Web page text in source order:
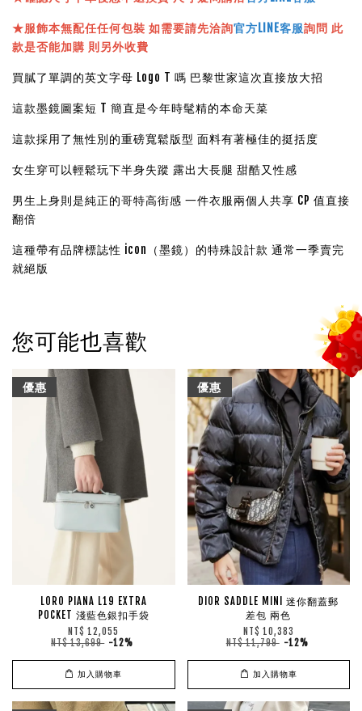
★服飾本無配任任何包裝 如需要請先洽詢官方LINE客服詢問 此
款是否能加購 則另外收費
買膩了單調的英文字母 Logo T 嗎 巴黎世家這次直接放大招
這款墨鏡圖案短 T 簡直是今年時髦精的本命天菜
這款採用了無性別的重磅寬鬆版型 面料有著極佳的挺括度
女生穿可以輕鬆玩下半身失蹤 露出大長腿 甜酷又性感
男生上身則是純正的哥特高街感 一件衣服兩個人共享 CP 值直接
翻倍
這種帶有品牌標誌性 icon（墨鏡）的特殊設計款 通常一季賣完
就絕版
您可能也喜歡
優惠
LORO PIANA L19 EXTRA
POCKET 淺藍色銀扣手袋
NT$ 12,055
NT$ 13,699 -12%
加入購物車
優惠
DIOR SADDLE MINI 迷你翻蓋郵
差包 兩色
NT$ 10,383
NT$ 11,799 -12%
加入購物車